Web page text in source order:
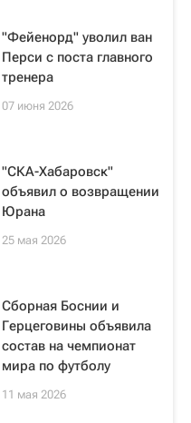
"Фейенорд" уволил ван
Перси с поста главного
тренера
07 июня 2026
"СКА-Хабаровск"
объявил о возвращении
Юрана
25 мая 2026
Сборная Боснии и
Герцеговины объявила
состав на чемпионат
мира по футболу
11 мая 2026